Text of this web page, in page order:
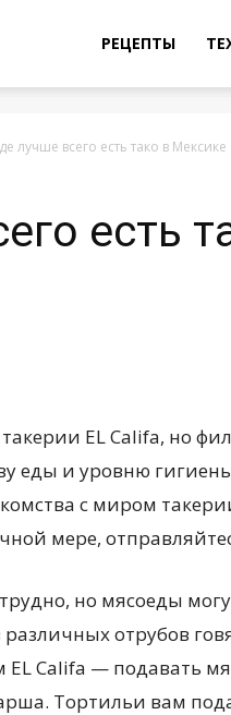
РЕЦЕПТЫ
лучше всего есть тако в Мексике
есть
EL Califa, но
еды и уровню
с миром
мере,
но мясоеды
отрубов
Califa — подавать
Тортильи вам